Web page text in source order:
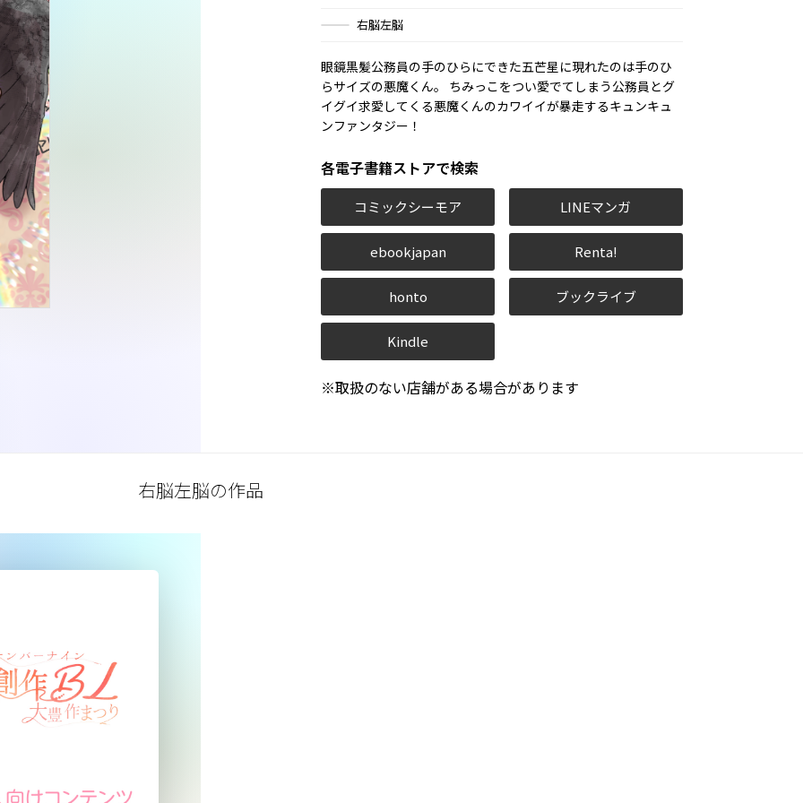
右脳左脳
眼鏡黒髪公務員の手のひらにできた五芒星に現れたのは手のひ
らサイズの悪魔くん。 ちみっこをつい愛でてしまう公務員とグ
イグイ求愛してくる悪魔くんのカワイイが暴走するキュンキュ
ンファンタジー！
各電子書籍ストアで検索
コミックシーモア LINEマンガ
ebookjapan Renta!
honto ブックライブ
Kindle
※取扱のない店舗がある場合があります
右脳左脳の作品